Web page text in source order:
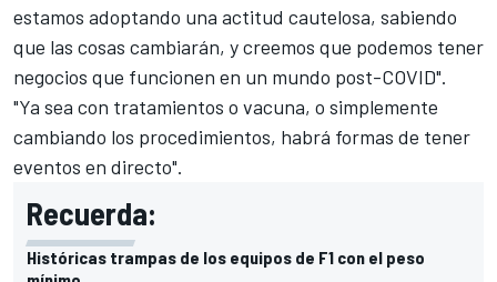
estamos adoptando una actitud cautelosa, sabiendo
que las cosas cambiarán, y creemos que podemos tener
negocios que funcionen en un mundo post-COVID".
"Ya sea con tratamientos o vacuna, o simplemente
cambiando los procedimientos, habrá formas de tener
eventos en directo".
Recuerda:
Históricas trampas de los equipos de F1 con el peso